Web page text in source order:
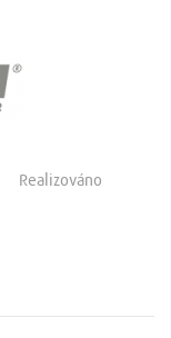
Realizováno